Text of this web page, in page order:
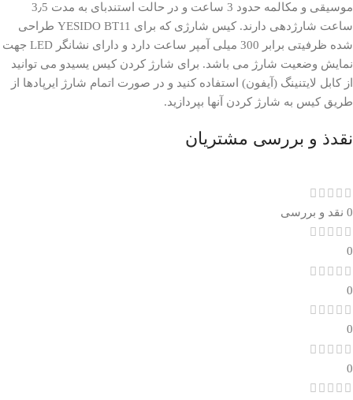
موسیقی و مکالمه حدود 3 ساعت و در حالت استندبای به مدت 3٫5
ساعت شارژدهی دارند. کیس شارژی که برای YESIDO BT11 طراحی
شده ظرفیتی برابر 300 میلی آمپر ساعت دارد و دارای نشانگر LED جهت
نمایش وضعیت شارژ می باشد. برای شارژ کردن کیس یسیدو می توانید
از کابل لایتنینگ (آیفون) استفاده کنید و در صورت اتمام شارژ ایرپادها از
طریق کیس به شارژ کردن آنها بپردازید.
نقدذ و بررسی مشتریان
0 نقد و بررسی
0
0
0
0